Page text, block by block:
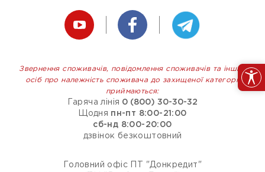
Звернення споживачів, повідомлення споживачів та інших
осіб про належність споживача до захищеної категорії
приймаються:
Гаряча лінія 0 (800) 30-30-32
Щодня пн-пт 8:00-21:00
сб-нд 8:00-20:00
дзвінок безкоштовний
Головний офіс ПТ "Донкредит"